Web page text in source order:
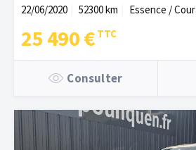
22/06/2020 52300 km Essence /
25 490 €
Consulter